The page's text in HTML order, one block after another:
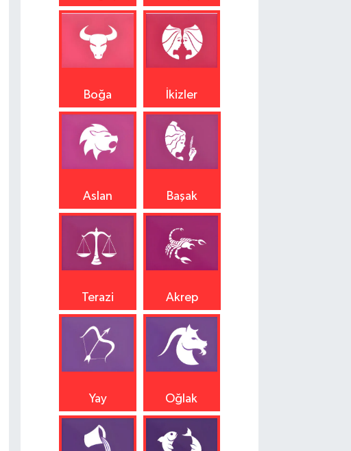
Boğa İkizler
Aslan Başak
Terazi Akrep
Yay Oğlak